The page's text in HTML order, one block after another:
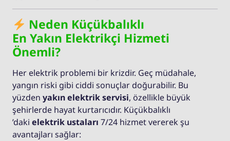
Neden Küçükbalıklı
En Yakın Elektrikçi Hizmeti
Önemli?
Her elektrik problemi bir krizdir. Geç müdahale,
yangın riski gibi ciddi sonuçlar doğurabilir. Bu
yüzden yakın elektrik servisi, özellikle büyük
şehirlerde hayat kurtarıcıdır. Küçükbalıklı
’daki elektrik ustaları 7/24 hizmet vererek şu
avantajları sağlar: